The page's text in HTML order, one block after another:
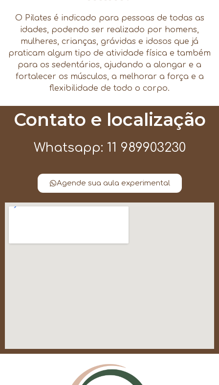
O Pilates é indicado para pessoas de todas as
idades, podendo ser realizado por homens,
mulheres, crianças, grávidas e idosos que já
praticam algum tipo de atividade física e também
para os sedentários, ajudando a alongar e a
fortalecer os músculos, a melhorar a força e a
flexibilidade de todo o corpo.
Contato e localização
Whatsapp: 11 989903230
Agende sua aula experimental